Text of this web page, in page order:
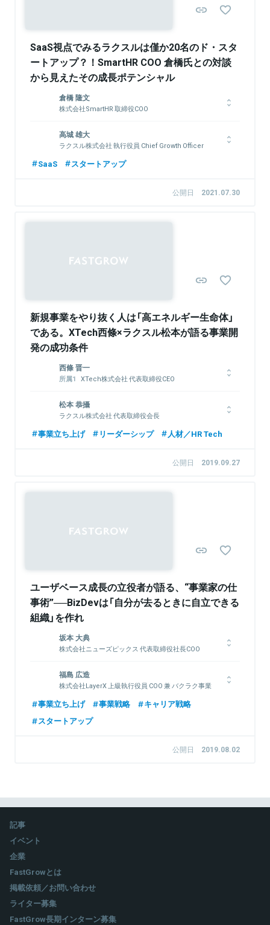
SaaS視点でみるラクスルは僅か20名のド・スタ
ートアップ？！SmartHR COO 倉橋氏との対談
から見えたその成長ポテンシャル
倉橋 隆文
株式会社SmartHR 取締役COO
＆カンパニーに入社し、大手クライアントの経営課題解決に従
事。その後、ハーバード・ビジネススクールにてMBAを取得。
2012年より楽天株式会社にて社長室や海外子会社社長を務め、
事業成長を推進。2017年、SmartHRに参画し2018年1月、現職
高城 雄大
ラクスル株式会社 執行役員 Chief Growth Officer
横浜国立大学卒業後、NTTコミュニケーションズ、プライスウ
ェーン、S&OP改善プロジェクト等に携わる。2015年ラクスル
関連情報をみる
SaaS スタートアップ
公開日 2021.07.30
新規事業をやり抜く人は「高エネルギー生命体」
である。XTech西條×ラクスル松本が語る事業開
発の成功条件
西條 晋一
XTech株式会社 代表取締役CEO
エキサイトホールディングス株式会社 代表取
締役社長CEO
サイバーエージェントに入社。2004年取締役就任。2008年専務
年に数百億円規模のベンチャーキャピタルである株式会社WiLを
関連情報をみる
松本 恭攝
ラクスル株式会社 代表取締役会長
慶應義塾大学卒業後、A.T.カーニーに入社。コスト削減プロジェ
クトに従事する中で、印刷業界の非効率に着目し、インターネッ
社を設立。印刷会社の非稼働時間を活用した印刷・集客支援のシ
事業立ち上げ リーダーシップ 人材／HR Tech
公開日 2019.09.27
ユーザベース成長の立役者が語る、“事業家の仕
事術”──BizDevは「自分が去るときに自立できる
組織」を作れ
坂本 大典
株式会社ニューズピックス 代表取締役社長COO
してユーザベースに参画。同大学卒業後、外資系コンサルティン
グ会社を経て、再びユーザベースに入社。SPEEDAの商品企画、
顧客対応、営業など様々な業務を経験した後、2013年
NewsPicks事業の立ち上げに関わる。NewsPicksのビジネス部
門を牽引し、2017年4月、NewsPicks 取締役に就任。趣味はい
福島 広造
株式会社LayerX 上級執行役員 COO 兼 バクラク事業
ITコンサル会社を経て、ボストン コンサルティング グループ
(BCG)に入社。DX領域を担当。2015年、ラクスル株式会社へ入
からは、BCGのマネージングディレクター＆パートナーとし
て、AI領域を担当。2025年10月1日付けで株式会社LayerXに参
事業立ち上げ 事業戦略
キャリア戦略
スタートアップ
公開日 2019.08.02
記事
イベント
企業
FastGrowとは
掲載依頼／お問い合わせ
ライター募集
FastGrow長期インターン募集